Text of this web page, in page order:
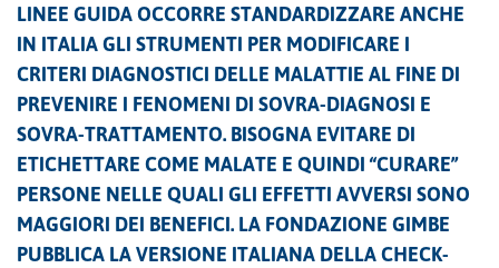
LINEE GUIDA OCCORRE STANDARDIZZARE ANCHE
IN ITALIA GLI STRUMENTI PER MODIFICARE I
CRITERI DIAGNOSTICI DELLE MALATTIE AL FINE DI
PREVENIRE I FENOMENI DI SOVRA-DIAGNOSI E
SOVRA-TRATTAMENTO. BISOGNA EVITARE DI
ETICHETTARE COME MALATE E QUINDI “CURARE”
PERSONE NELLE QUALI GLI EFFETTI AVVERSI SONO
MAGGIORI DEI BENEFICI. LA FONDAZIONE GIMBE
PUBBLICA LA VERSIONE ITALIANA DELLA CHECK-